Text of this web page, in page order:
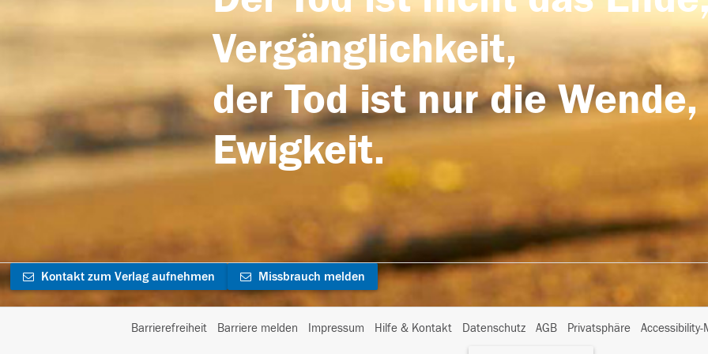
Vergänglichkeit,
der Tod ist nur die
Ewigkeit.
Kontakt zum Verlag aufnehmen Missbrauch melden
Barrierefreiheit Barriere melden Impressum Hilfe & Kontakt Datenschutz AGB Privatsphäre
I